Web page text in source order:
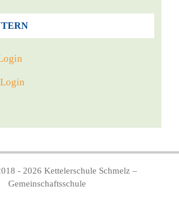
- 2026 Kettelerschule Schmelz –
Gemeinschaftsschule